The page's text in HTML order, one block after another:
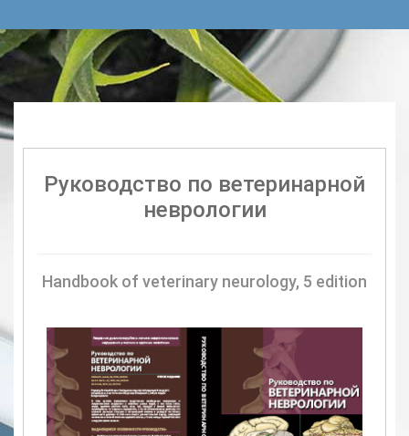
Руководство по ветеринарной
неврологии
Handbook of veterinary neurology, 5 edition